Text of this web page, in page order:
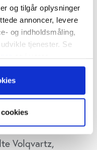
og tilgår oplysninger
annoncer, levere
og indholdsmåling,
tjenester. Se
dit samtykke
på "Privacy
om din placering,
om
lande, de har
ekstrapoint i
ratingens
fylder over
Volqvartz,